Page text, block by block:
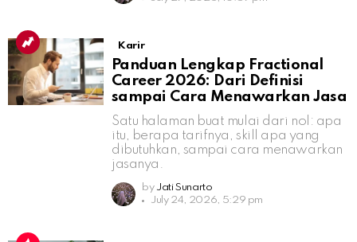
Karir
Panduan Lengkap Fractional
Career 2026: Dari Definisi
sampai Cara Menawarkan Jasa
Satu halaman buat mulai dari nol: apa
itu, berapa tarifnya, skill apa yang
dibutuhkan, sampai cara menawarkan
jasanya.
by Jati Sunarto
July 24, 2026, 5:29 pm